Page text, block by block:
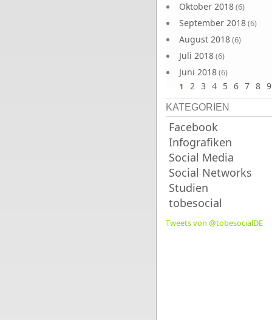
Oktober 2018(6)
September 2018(6)
August 2018(6)
Juli 2018(6)
Juni 2018(6)
1 2 3 4 5 6 7 8 9
KATEGORIEN
Facebook
Infografiken
Social Media
Social Networks
Studien
tobesocial
Tweets von @tobesocialDE